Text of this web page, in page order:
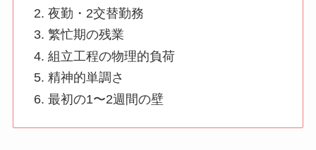
夜勤・2交替勤務
繁忙期の残業
組立工程の物理的負荷
精神的単調さ
最初の1〜2週間の壁